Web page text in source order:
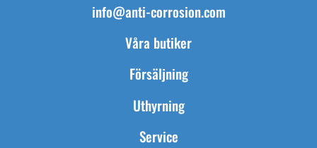
info@anti-corrosion.com
Våra butiker
Försäljning
Uthyrning
Service